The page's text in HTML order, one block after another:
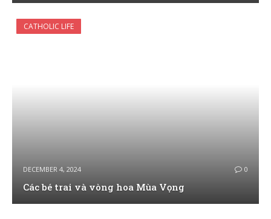
CATHOLIC LIFE
DECEMBER 4, 2024 0
Các bé trai và vòng hoa Mùa Vọng